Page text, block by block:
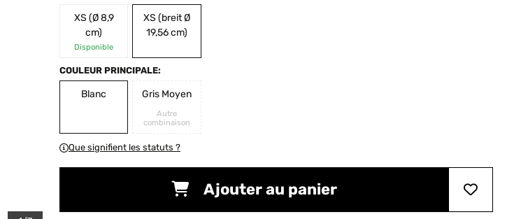
XS (Ø 8,9
cm)
Disponible
XS (breit Ø
19,56 cm)
COULEUR PRINCIPALE:
Blanc Gris Moyen
Autre
combinaison
Que signifient les statuts ?
Ajouter au panier